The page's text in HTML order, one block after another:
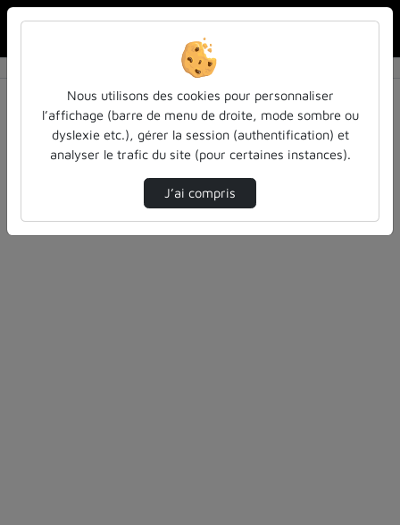
0 vidéo trouvée
Audio Vidéo Statistiques de vues
Direction de tri
Désolé, aucune vidéo trouvée.
Nous utilisons des cookies pour personnaliser
l’affichage (barre de menu de droite, mode sombre ou
dyslexie etc.), gérer la session (authentification) et
analyser le trafic du site (pour certaines instances).
J’ai compris